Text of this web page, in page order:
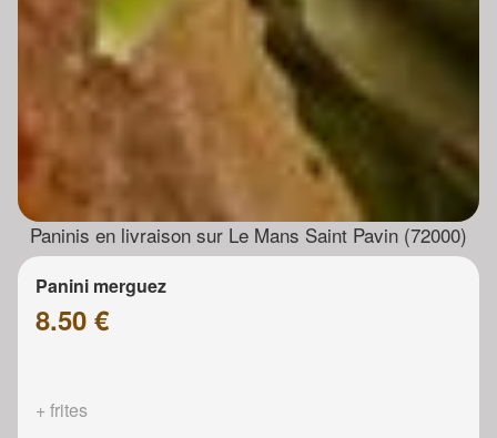
Paninis en livraison sur Le Mans Saint Pavin (72000)
Panini merguez
8.50 €
+ frites